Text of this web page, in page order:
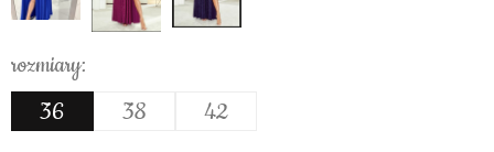
rozmiary:
36 38 42